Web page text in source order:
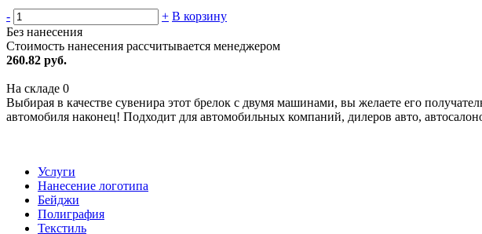
- + В корзину
Без нанесения
Стоимость нанесения рассчитывается менеджером
260.82 руб.
На складе 0
Выбирая в качестве сувенира этот брелок с двумя машинами, вы желаете его
автомобиля наконец! Подходит для автомобильных компаний, дилеров авто,
Услуги
Нанесение логотипа
Бейджи
Полиграфия
Текстиль